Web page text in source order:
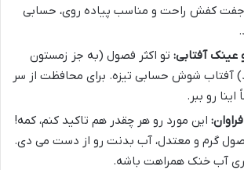
کفش راحت و مناسب پیاده روی، حسابی
عینک آفتابی: تو اکثر فصول (به جز زمستون
آفتاب شوش حسابی تیزه. برای محافظت از سر
رو ببر.
این مورد رو هر چقدر هم تاکید کنم، کمه!
گرم و معتدل، آب بدنت رو از دست می دی.
آب خنک همراهت باشه.